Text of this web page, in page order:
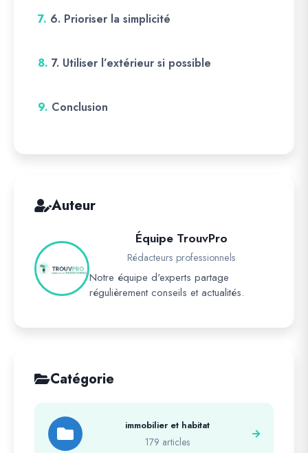
7. 6. Prioriser la simplicité
8. 7. Utiliser l’extérieur si possible
9. Conclusion
Auteur
Équipe TrouvPro
Rédacteurs professionnels
Notre équipe d'experts partage
régulièrement conseils et actualités.
Catégorie
immobilier et habitat
179 articles